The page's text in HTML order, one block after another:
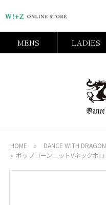
MENS LADIES
HOME » DANCE WITH DRAGON
» ポップコーンニットVネックポロ